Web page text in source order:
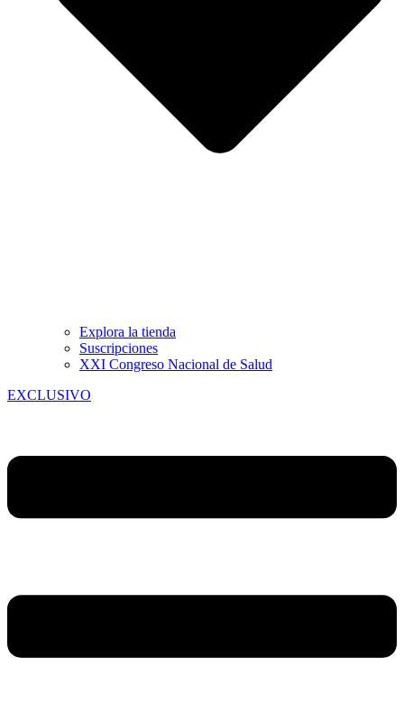
Explora la tienda
Suscripciones
XXI Congreso Nacional de Salud
EXCLUSIVO